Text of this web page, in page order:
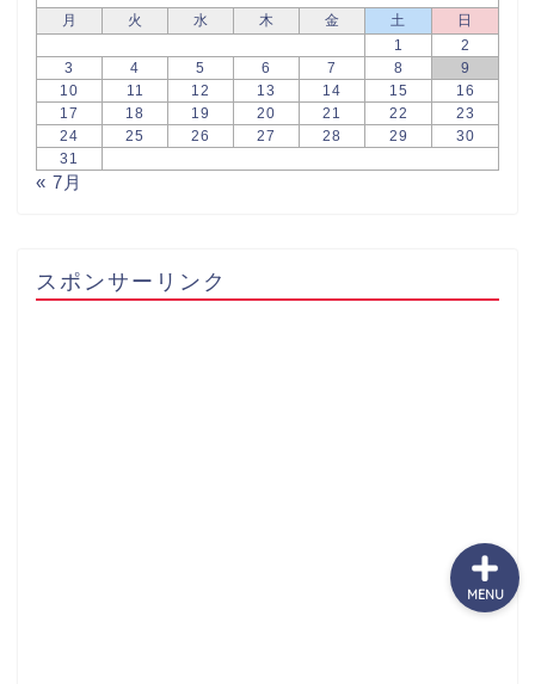
月
火 水 木 金 土
日
1
2
3
4 5 6 7 8
9
10
11 12 13 14 15
16
17
18 19 20 21 22
23
24
25 26 27 28 29
30
31
« 7月
スポンサーリンク
MENU
ゲームまとめ